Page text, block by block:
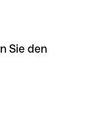
Sie den